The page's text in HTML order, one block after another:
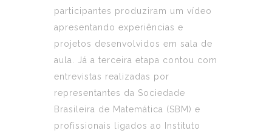
participantes produziram um vídeo
apresentando experiências e
projetos desenvolvidos em sala de
aula. Já a terceira etapa contou com
entrevistas realizadas por
representantes da Sociedade
Brasileira de Matemática (SBM) e
profissionais ligados ao Instituto